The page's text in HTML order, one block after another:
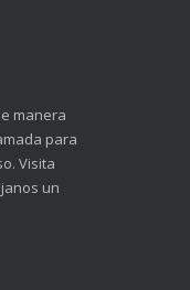
manera
para
Visita
un